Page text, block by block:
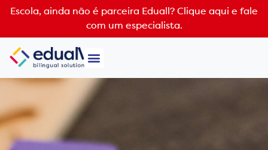
Escola, ainda não é parceira Eduall? Clique aqui e fale
com um especialista.